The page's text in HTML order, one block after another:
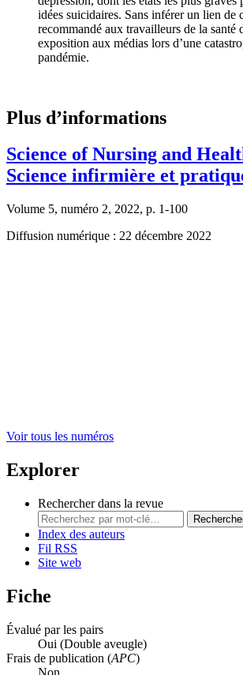
idées suicidaires. Sans inférer un lien de
recommandé aux travailleurs de la santé
exposition aux médias lors d’une
pandémie.
Plus d’informations
Science of Nursing and
Science infirmière et
Volume 5, numéro 2, 2022, p. 1-100
Diffusion numérique : 22 décembre 2022
Voir tous les numéros
Explorer
Rechercher dans la revue
Index des auteurs
Fil RSS
Site web
Fiche
Évalué par les pairs
Oui (Double aveugle)
Frais de publication (APC)
Non